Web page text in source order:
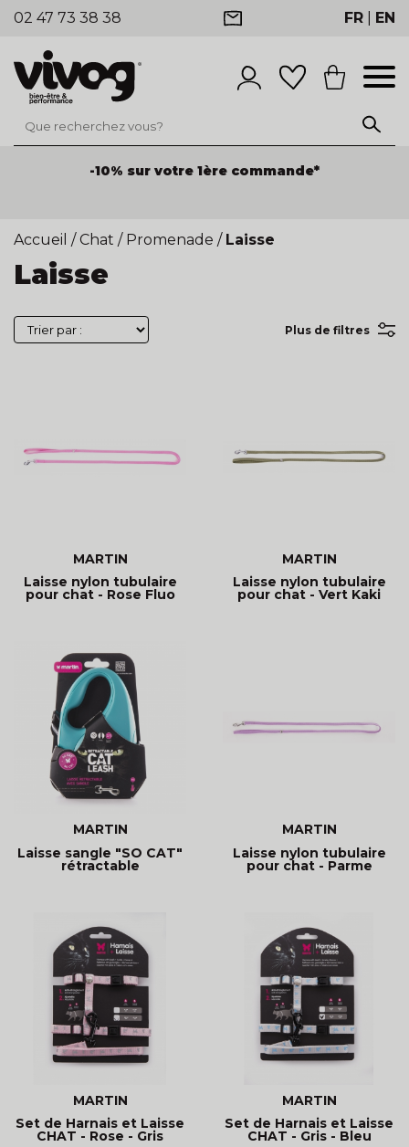
02 47 73 38 38 FR EN
-10% sur votre 1ère commande*
-25% de remise sur les produits
dès 100€ HT de
Accueil / Chat / Promenade / Laisse
Laisse
Plus de filtres
MARTIN
Laisse nylon tubulaire
pour chat - Rose Fluo
MARTIN
Laisse nylon tubulaire
pour chat - Vert Kaki
MARTIN
Laisse sangle "SO CAT"
rétractable
MARTIN
Laisse nylon tubulaire
pour chat - Parme
MARTIN
Set de Harnais et Laisse
CHAT - Rose - Gris
MARTIN
Set de Harnais et Laisse
CHAT - Gris - Bleu